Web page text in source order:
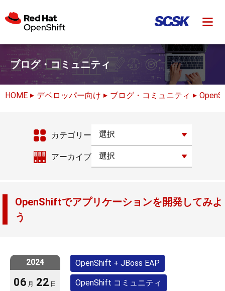
ブログ・コミュニティ
HOME デベロッパー向け ブログ・コミュニティ
カテゴリー
アーカイブ
OpenShiftでアプリケーションを開発してみよ
う
2024
06 月 22 日
OpenShift + JBoss EAP
OpenShift コミュニティ